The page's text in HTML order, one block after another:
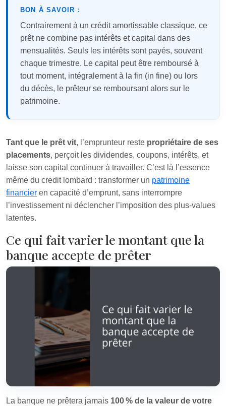
BON À SAVOIR :
Contrairement à un crédit amortissable classique, ce
prêt ne combine pas intérêts et capital dans des
mensualités. Seuls les intérêts sont payés, souvent
chaque trimestre. Le capital peut être remboursé à
tout moment, intégralement à la fin (in fine) ou lors
du décès, le prêteur se remboursant alors sur le
patrimoine.
Tant que le prêt vit, l’emprunteur reste propriétaire de ses
placements, perçoit les dividendes, coupons, intérêts, et
laisse son capital continuer à travailler. C’est là l’essence
même du credit lombard : transformer un patrimoine
financier en capacité d’emprunt, sans interrompre
l’investissement ni déclencher l’imposition des plus-values
latentes.
Ce qui fait varier le montant que la
banque accepte de prêter
La banque ne prêtera jamais 100 % de la valeur de votre